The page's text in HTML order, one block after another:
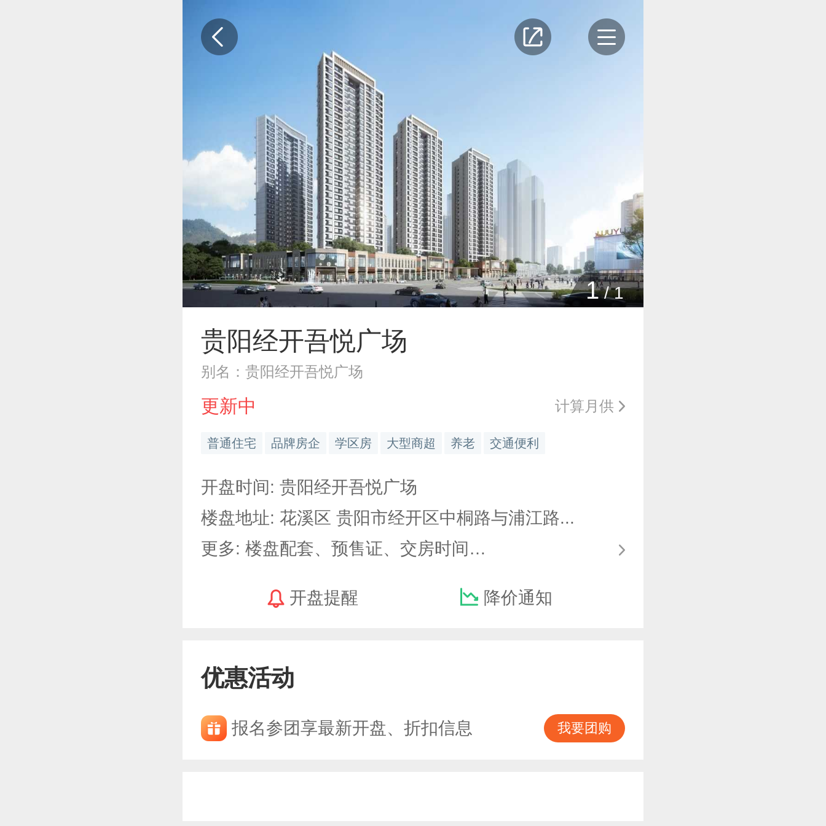
1/1
贵阳经开吾悦广场
别名：贵阳经开吾悦广场
更新中 计算月供
普通住宅 品牌房企 学区房 大型商超 养老 交通便利
开盘时间: 贵阳经开吾悦广场
楼盘地址: 花溪区 贵阳市经开区中桐路与浦江路...
更多: 楼盘配套、预售证、交房时间…
开盘提醒 降价通知
优惠活动
报名参团享最新开盘、折扣信息 我要团购